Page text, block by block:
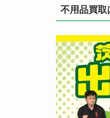
不用品買取